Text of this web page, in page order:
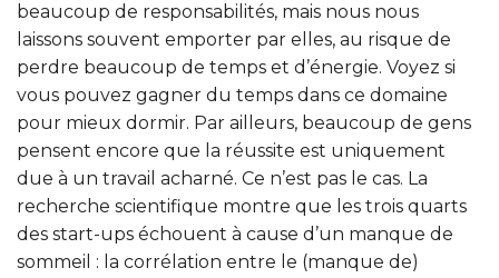
beaucoup de responsabilités, mais nous nous
laissons souvent emporter par elles, au risque de
perdre beaucoup de temps et d’énergie. Voyez si
vous pouvez gagner du temps dans ce domaine
pour mieux dormir. Par ailleurs, beaucoup de gens
pensent encore que la réussite est uniquement
due à un travail acharné. Ce n’est pas le cas. La
recherche scientifique montre que les trois quarts
des start-ups échouent à cause d’un manque de
sommeil : la corrélation entre le (manque de)